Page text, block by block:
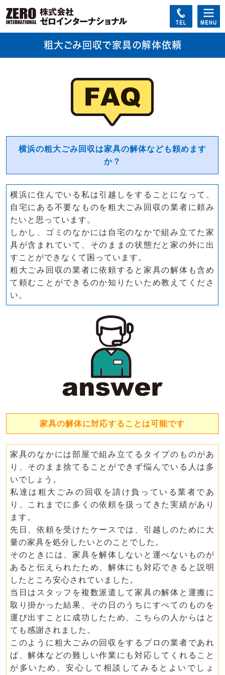
粗大ごみ回収で家具の解体依頼
横浜の粗大ごみ回収は家具の解体なども頼めます
か？
横浜に住んでいる私は引越しをすることになって、
自宅にある不要なものを粗大ごみ回収の業者に頼み
たいと思っています。
しかし、ゴミのなかには自宅のなかで組み立てた家
具が含まれていて、そのままの状態だと家の外に出
すことができなくて困っています。
粗大ごみ回収の業者に依頼すると家具の解体も含め
て頼むことができるのか知りたいため教えてくださ
い。
家具の解体に対応することは可能です
家具のなかには部屋で組み立てるタイプのものがあ
り、そのまま捨てることができず悩んでいる人は多
いでしょう。
私達は粗大ごみの回収を請け負っている業者であ
り、これまでに多くの依頼を扱ってきた実績があり
ます。
先日、依頼を受けたケースでは、引越しのために大
量の家具を処分したいとのことでした。
そのときには、家具を解体しないと運べないものが
あると伝えられたため、解体にも対応できると説明
したところ安心されていました。
当日はスタッフを複数派遣して家具の解体と運搬に
取り掛かった結果、その日のうちにすべてのものを
運び出すことに成功したため、こちらの人からはと
ても感謝されました。
このように粗大ごみの回収をするプロの業者であれ
ば、解体などの難しい作業にも対応してくれること
が多いため、安心して相談してみるとよいでしょ